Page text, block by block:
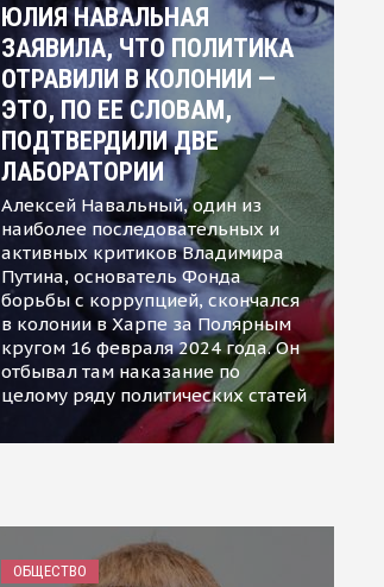
ЮЛИЯ НАВАЛЬНАЯ
ЗАЯВИЛА, ЧТО ПОЛИТИКА
ОТРАВИЛИ В КОЛОНИИ —
ЭТО, ПО ЕЕ СЛОВАМ,
ПОДТВЕРДИЛИ ДВЕ
ЛАБОРАТОРИИ
Алексей Навальный, один из
наиболее последовательных и
активных критиков Владимира
Путина, основатель Фонда
борьбы с коррупцией, скончался
в колонии в Харпе за Полярным
кругом 16 февраля 2024 года. Он
отбывал там наказание по
целому ряду политических статей
ОБЩЕСТВО